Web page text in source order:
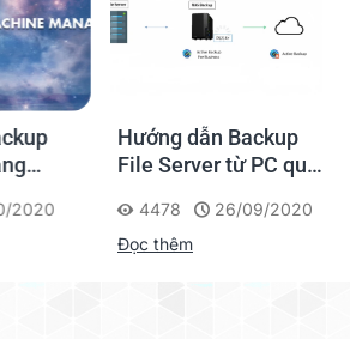
Hướng dẫn Backup
File Server từ PC qua
4478
26/09/2020
Đọc thêm